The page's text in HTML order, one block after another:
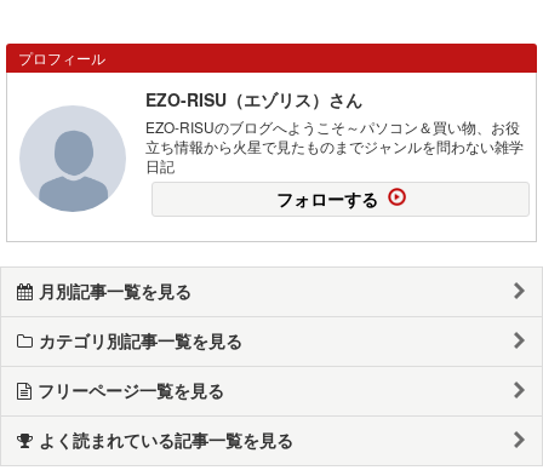
プロフィール
EZO-RISU（エゾリス）さん
EZO-RISUのブログへようこそ～パソコン＆買い物、お役
立ち情報から火星で見たものまでジャンルを問わない雑学
日記
フォローする
月別記事一覧を見る
カテゴリ別記事一覧を見る
フリーページ一覧を見る
よく読まれている記事一覧を見る